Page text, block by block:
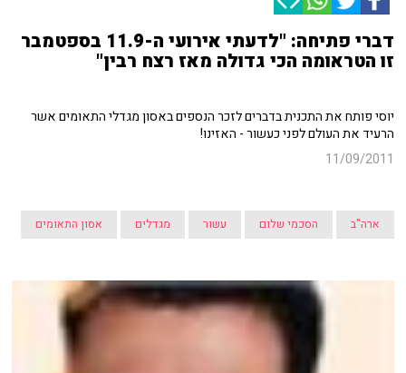
דברי פתיחה: "לדעתי אירועי ה-11.9 בספטמבר
זו הטראומה הכי גדולה מאז רצח רבין"
יוסי פותח את התכנית בדברים לזכר הנספים באסון מגדלי התאומים אשר
הרעיד את העולם לפני כעשור - האזינו!
11/09/2011
ארה"ב הסכמי שלום עשור מגדלים אסון התאומים